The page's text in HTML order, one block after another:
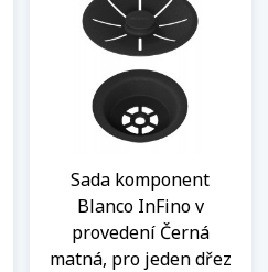
Sada komponent
Blanco InFino v
provedení Černá
matná, pro jeden dřez